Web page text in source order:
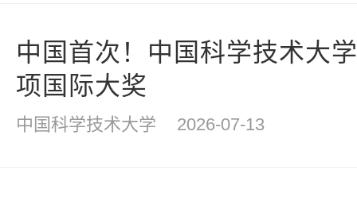
中国首次！中国科学技术大
项国际大奖
中国科学技术大学 2026-07-13